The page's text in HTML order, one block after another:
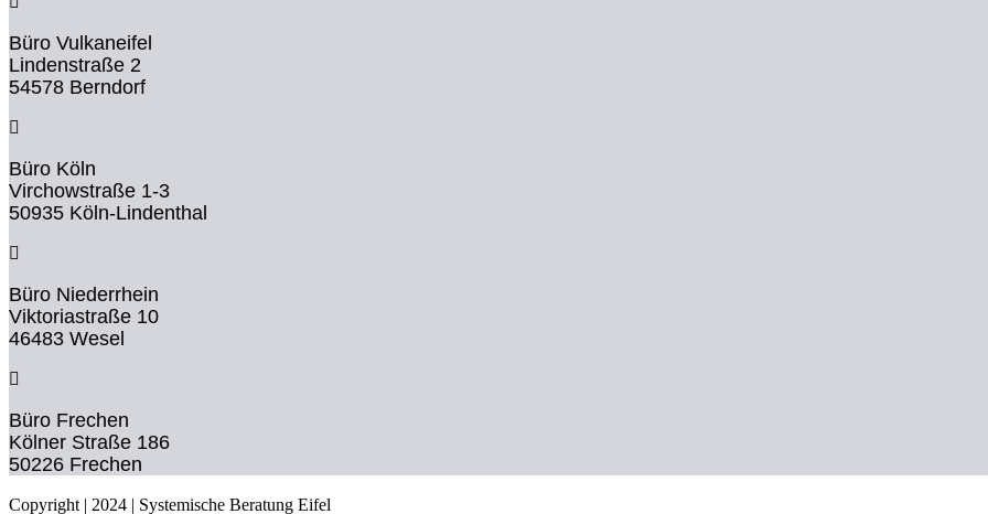
Büro Vulkaneifel
Lindenstraße 2
54578 Berndorf
Büro Köln
Virchowstraße 1-3
50935 Köln-Lindenthal
Büro Niederrhein
Viktoriastraße 10
46483 Wesel
Büro Frechen
Kölner Straße 186
50226 Frechen
Copyright | 2024 | Systemische Beratung Eifel